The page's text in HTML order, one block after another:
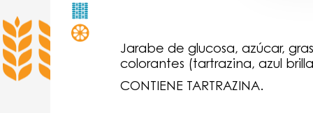
Jarabe de glucosa, azúcar,
colorantes (tartrazina, azul
CONTIENE TARTRAZINA.